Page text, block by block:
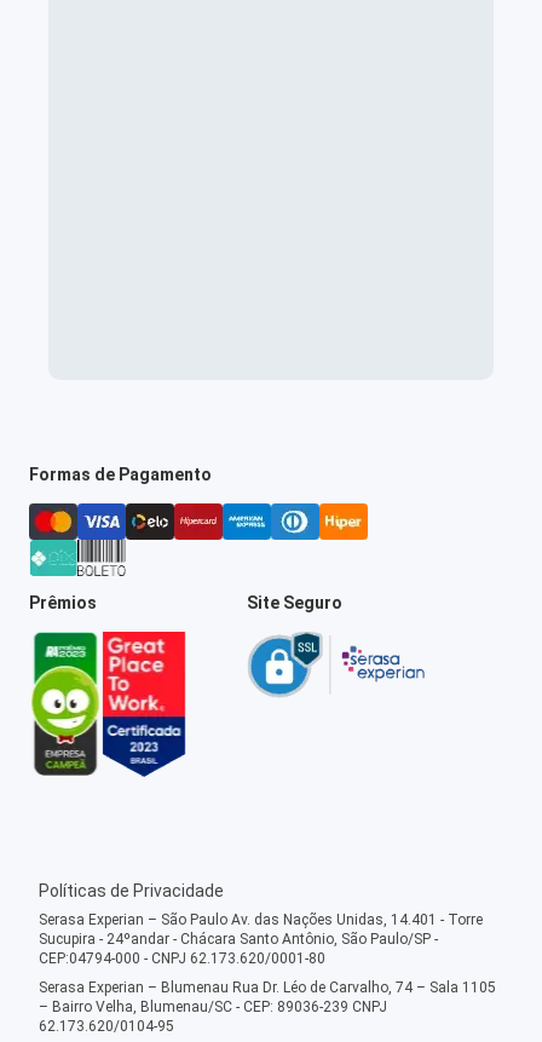
Formas de Pagamento
Prêmios Site Seguro
Políticas de Privacidade
Serasa Experian – São Paulo Av. das Nações Unidas, 14.401 - Torre
Sucupira - 24ºandar - Chácara Santo Antônio, São Paulo/SP -
CEP:04794-000 - CNPJ 62.173.620/0001-80
Serasa Experian – Blumenau Rua Dr. Léo de Carvalho, 74 – Sala 1105
– Bairro Velha, Blumenau/SC - CEP: 89036-239 CNPJ
62.173.620/0104-95